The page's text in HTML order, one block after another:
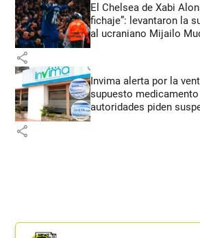
El Chelsea de Xabi
fichaje”: levantaron la
al ucraniano Mijailo
share
Invima alerta por la
supuesto
autoridades piden
share